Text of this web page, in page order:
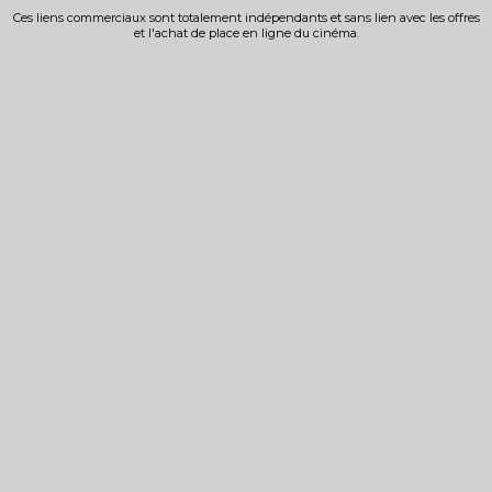
Ces liens commerciaux sont totalement indépendants et sans lien avec les offres
et l'achat de place en ligne du cinéma.